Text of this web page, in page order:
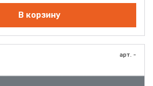
В корзину
арт. -